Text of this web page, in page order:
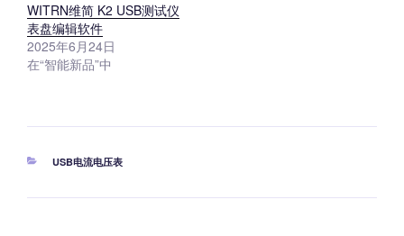
WITRN维简 K2 USB测试仪
表盘编辑软件
2025年6月24日
在“智能新品”中
分
USB电流电压表